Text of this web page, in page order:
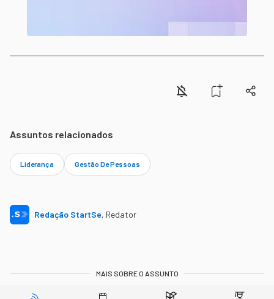
Assuntos relacionados
Liderança Gestão De Pessoas
Redação StartSe, Redator
MAIS SOBRE O ASSUNTO